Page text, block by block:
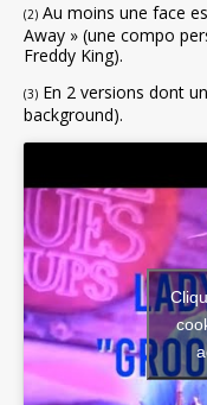
(2) Au moins une face
Away » (une compo
Freddy King).
(3) En 2 versions dont
background).